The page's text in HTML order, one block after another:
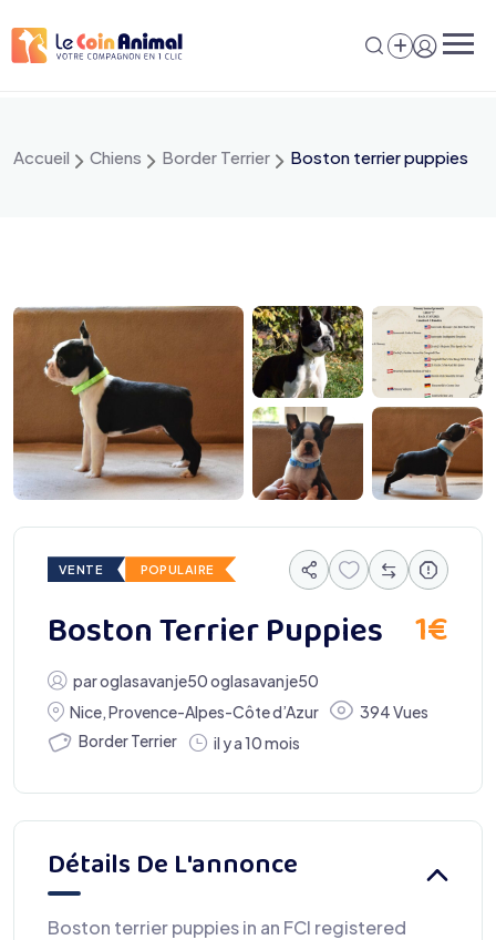
au
Accueil Chiens Border Terrier Boston terrier puppies
VENTE POPULAIRE
Boston Terrier Puppies 1€
paroglasavanje50 oglasavanje50
Nice,Provence-Alpes-Côte d’Azur
394 Vues
Border Terrier
il y a 10 mois
Détails De L'annonce
Boston terrier puppies in an FCI registered